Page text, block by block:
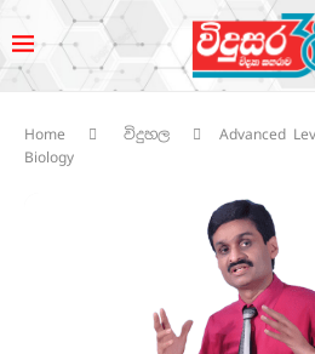
Home විදුහල Advanced
Biology